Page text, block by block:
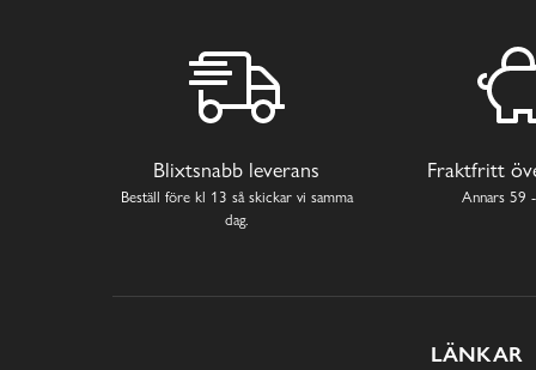
Blixtsnabb leverans
Beställ före kl 13 så skickar vi samma
dag.
Fraktfritt
Annars 59
LÄNKAR